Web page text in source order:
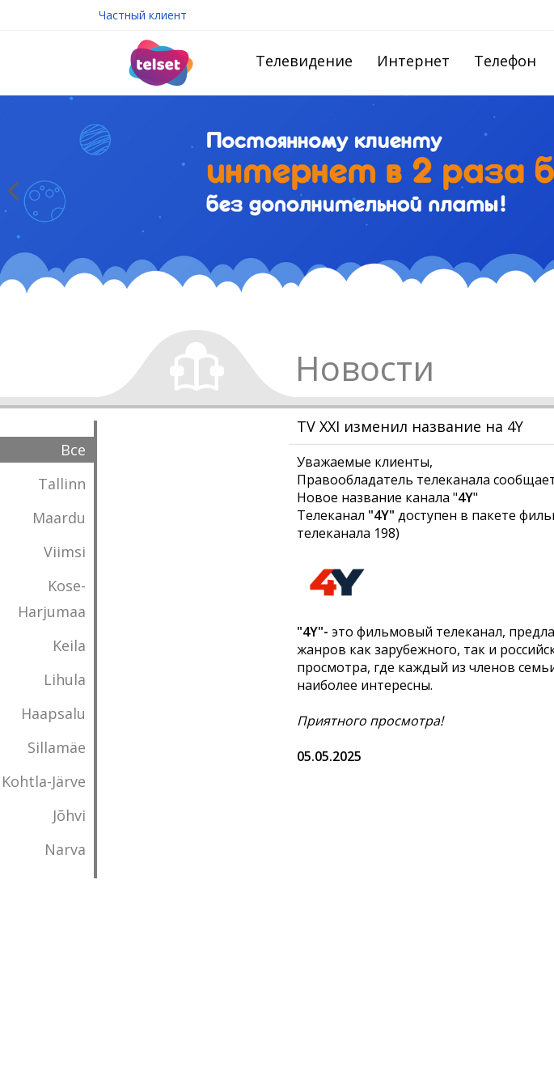
Частный клиент
Телевидение Интернет Телефон
Новости
Все
Tallinn
Maardu
Viimsi
Kose-
Harjumaa
Keila
Lihula
Haapsalu
Sillamäe
Kohtla-Järve
Jõhvi
Narva
TV XXI изменил название на 4Y
Уважаемые клиенты,
Правообладатель телеканала
Новое название канала "4Y"
Телеканал "4Y" доступен в пакете
телеканала 198)
"4Y"- это фильмовый телеканал,
жанров как зарубежного, так и
просмотра, где каждый из членов
наиболее интересны.
Приятного просмотра!
05.05.2025